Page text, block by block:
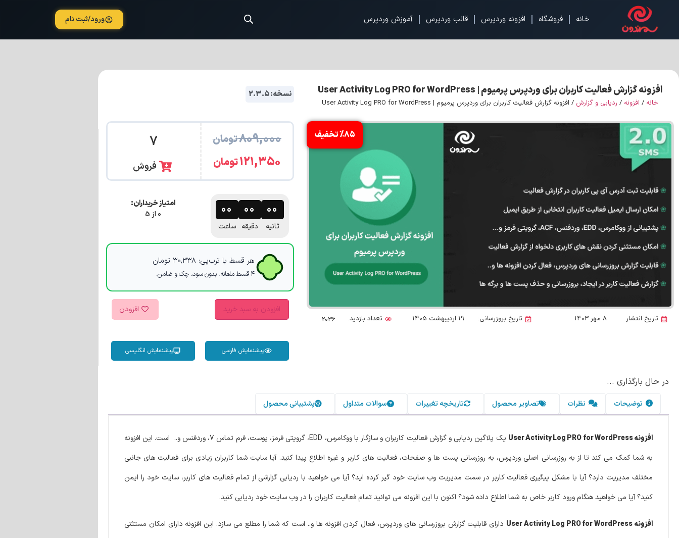
خانه فروشگاه افزونه وردپرس قالب وردپرس آموزش وردپرس ورود/ثبت نام
افزونه گزارش فعالیت کاربران برای وردپرس پرمیوم | User Activity Log PRO for WordPress
خانه / افزونه / ردیابی و گزارش / افزونه گزارش فعالیت کاربران برای وردپرس پرمیوم | User Activity Log PRO for WordPress
نسخه: 2.3.5
%85 تخفیف
تاریخ انتشار: 8 مهر 1403 تاریخ بروزرسانی: 19 اردیبهشت 1405 تعداد بازدید: 2036
۸۰۹,۰۰۰تومان
۱۲۱,۳۵۰تومان
7
فروش
۰۰
ساعت
۰۰
دقیقه
۰۰
ثانیه
امتیاز خریداران:
0 از 5
هر قسط با ترب‌پی:۳۰,۳۳۸ تومان
۴ قسط ماهانه. بدون سود، چک و ضامن.
افزودن به سبد خرید افزودن
پیشنمایش فارسی پیشنمایش انگلیسی
در حال بارگذاری ...
توضیحات نظرات تصاویر محصول تاریخچه تغییرات سوالات متداول پشتیبانی محصول
افزونه User Activity Log PRO for WordPress
یک پلاگین ردیابی و گزارش فعالیت کاربران و سازگار با ووکامرس، EDD، گرویتی فرمز، یوست، فرم تماس 7، وردفنس و.. است. این افزونه
به شما کمک می کند تا از به روزرسانی اصلی وردپرس، به روزرسانی پست ها و صفحات، فعالیت های کاربر و غیره اطلاع پیدا کنید. آیا سایت شما کاربران زیادی برای فعالیت های جانبی
مختلف مدیریت دارد؟ آیا با مشکل پیگیری فعالیت کاربر در سمت مدیریت وب سایت خود گیر کرده اید؟ آیا می خواهید با ردیابی گزارشی از تمام فعالیت های کاربر، سایت خود را ایمن
کنید؟ آیا می خواهید هنگام ورود کاربر خاص به شما اطلاع داده شود؟ اکنون با این افزونه می توانید تمام فعالیت کاربران را در وب سایت خود ردیابی کنید.
افزونه User Activity Log PRO for WordPress
دارای قابلیت گزارش بروزرسانی های وردپرس، فعال کردن افزونه ها و.. است که شما را مطلع می سازد. این افزونه دارای امکان مستثنی